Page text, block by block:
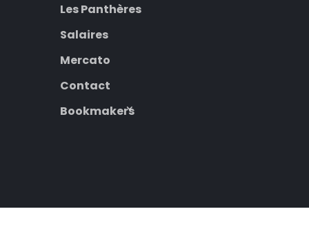
Les Panthères
Salaires
Mercato
Contact
Bookmakers